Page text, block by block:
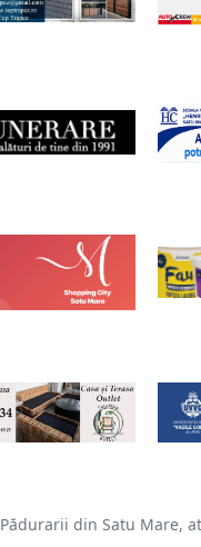
Pădurarii din Satu Mare,